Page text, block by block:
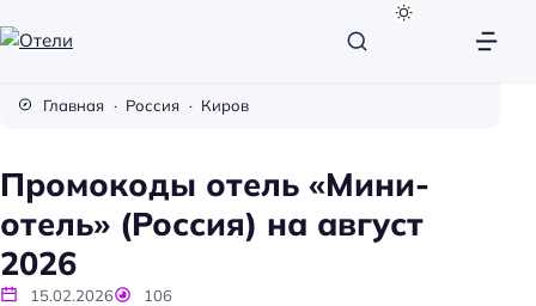
и
Главная Россия Киров
Промокоды отель «Мини-
отель» (Россия) на август
2026
15.02.2026 106